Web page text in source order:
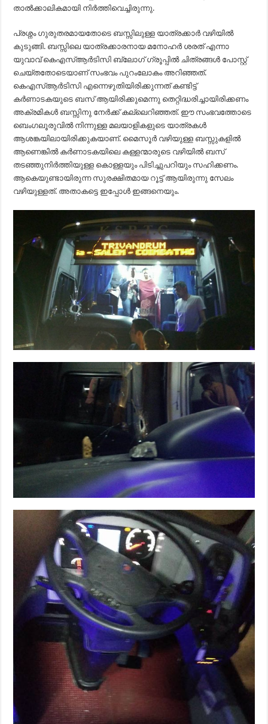
താല്‍ക്കാലികമായി നിര്‍ത്തിവെച്ചിരുന്നു.
പ്രശ്നം ഗുരുതരമായതോടെ ബസ്സിലുള്ള യാത്രക്കാര്‍ വഴിയില്‍
കുടുങ്ങി. ബസ്സിലെ യാത്രക്കാരനായ മനോഹര്‍ ശരത് എന്നാ
യുവാവ് കെഎസ്ആര്‍ടിസി ബ്ലോഗ്‌ ഗ്രൂപ്പില്‍ ചിത്രങ്ങള്‍ പോസ്റ്റ്‌
ചെയ്തതോടെയാണ് സംഭവം പുറംലോകം അറിഞ്ഞത്.
കെഎസ്ആര്‍ടിസി എന്നെഴുതിയിരിക്കുന്നത് കണ്ടിട്ട്
കര്‍ണാടകയുടെ ബസ് ആയിരിക്കുമെന്നു തെറ്റിദ്ധരിച്ചായിരിക്കണം
അക്രമികള്‍ ബസ്സിനു നേര്‍ക്ക് കല്ലെറിഞ്ഞത്. ഈ സംഭവത്തോടെ
ബെംഗലൂരുവില്‍ നിന്നുള്ള മലയാളികളുടെ യാത്രകള്‍
ആശങ്കയിലായിരിക്കുകയാണ്. മൈസൂര്‍ വഴിയുള്ള ബസ്സുകളില്‍
ആണെങ്കില്‍ കര്‍ണാടകയിലെ കള്ളന്മാരുടെ വഴിയില്‍ ബസ്
തടഞ്ഞുനിര്‍‍ത്തിയുള്ള കൊള്ളയും പിടിച്ചുപറിയും സഹിക്കണം.
ആകെയുണ്ടായിരുന്ന സുരക്ഷിതമായ റൂട്ട് ആയിരുന്നു സേലം
വഴിയുള്ളത്. അതാകട്ടെ ഇപ്പോള്‍ ഇങ്ങനെയും.